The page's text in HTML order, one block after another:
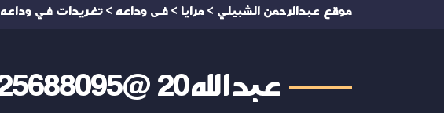
موقع عبدالرحمن الشبيلي > مرايا > فى وداعه > تغريدات في وداعه
عبدالله20 @2025688095